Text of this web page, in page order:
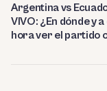
Argentina vs
VIVO: ¿En dónde y
hora ver el partido